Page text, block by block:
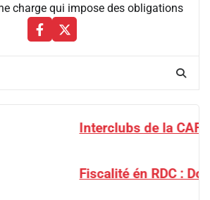
charge qui impose des obligations
Facebbok
X
la CAF : un tirage aux fortunes
RDC : Doudou Fwamba sonne la